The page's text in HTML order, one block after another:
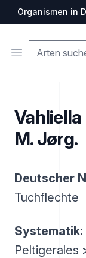
Organismen in
Open menu
Vahliella
M. Jørg.
Deutscher
Tuchflechte
Systematik:
Peltigerales